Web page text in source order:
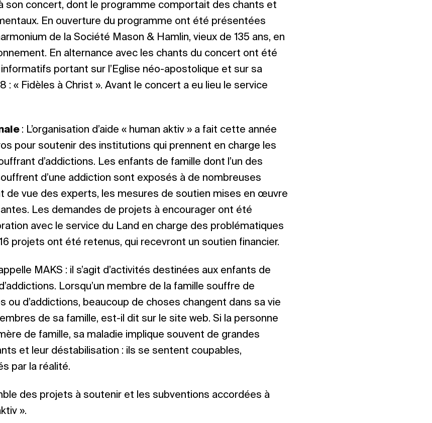
son concert, dont le programme comportait des chants et
En ouverture du programme ont été présentées
de la Société Mason & Hamlin, vieux de 135 ans, en
En alternance avec les chants du concert ont été
portant sur l’Eglise néo-apostolique et sur sa
: « Fidèles à Christ ». Avant le concert a eu lieu le service
: L’organisation d’aide « human aktiv » a fait cette année
pour soutenir des institutions qui prennent en charge les
d’addictions. Les enfants de famille dont l’un des
d’une addiction sont exposés à de nombreuses
de vue des experts, les mesures de soutien mises en œuvre
Les demandes de projets à encourager ont été
avec le service du Land en charge des problématiques
projets ont été retenus, qui recevront un soutien financier.
MAKS : il s’agit d’activités destinées aux enfants de
Lorsqu’un membre de la famille souffre de
ou d’addictions, beaucoup de choses changent dans sa vie
de sa famille, est-il dit sur le site web. Si la personne
de famille, sa maladie implique souvent de grandes
et leur déstabilisation : ils se sentent coupables,
par la réalité.
des projets à soutenir et les subventions accordées à
».